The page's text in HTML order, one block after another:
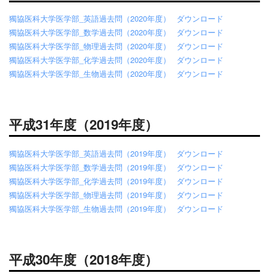
獨協医科大学医学部_英語過去問（2020年度）
ダウンロード
獨協医科大学医学部_数学過去問（2020年度）
ダウンロード
獨協医科大学医学部_物理過去問（2020年度）
ダウンロード
獨協医科大学医学部_化学過去問（2020年度）
ダウンロード
獨協医科大学医学部_生物過去問（2020年度）
ダウンロード
平成31年度（2019年度）
獨協医科大学医学部_英語過去問（2019年度）
ダウンロード
獨協医科大学医学部_数学過去問（2019年度）
ダウンロード
獨協医科大学医学部_化学過去問（2019年度）
ダウンロード
獨協医科大学医学部_物理過去問（2019年度）
ダウンロード
獨協医科大学医学部_生物過去問（2019年度）
ダウンロード
平成30年度（2018年度）